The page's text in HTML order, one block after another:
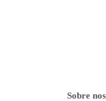
Sobre